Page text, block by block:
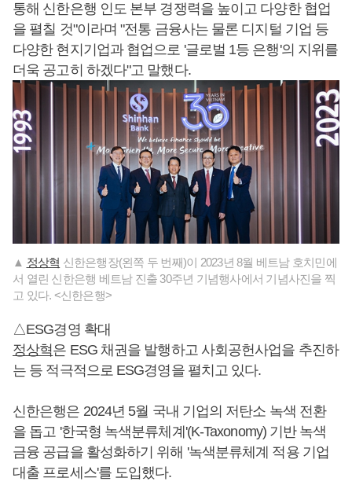
통해 신한은행 인도 본부 경쟁력을 높이고 다양한 협업
을 펼칠 것"이라며 "전통 금융사는 물론 디지털 기업 등
다양한 현지기업과 협업으로 '글로벌 1등 은행'의 지위를
더욱 공고히 하겠다"고 말했다.
▲ 정상혁 신한은행장(왼쪽 두 번째)이 2023년 8월 베트남 호치민에
서 열린 신한은행 베트남 진출 30주년 기념행사에서 기념사진을 찍
고 있다. <신한은행>
△ESG경영 확대
정상혁은 ESG 채권을 발행하고 사회공헌사업을 추진하
는 등 적극적으로 ESG경영을 펼치고 있다.
신한은행은 2024년 5월 국내 기업의 저탄소 녹색 전환
을 돕고 '한국형 녹색분류체계'(K-Taxonomy) 기반 녹색
금융 공급을 활성화하기 위해 '녹색분류체계 적용 기업
대출 프로세스'를 도입했다.